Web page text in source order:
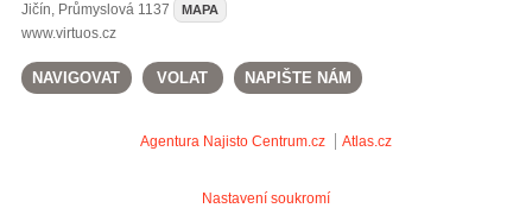
Jičín, Průmyslová 1137 MAPA
www.virtuos.cz
NAVIGOVAT VOLAT NAPIŠTE NÁM
Agentura Najisto Centrum.cz Atlas.cz
Nastavení soukromí